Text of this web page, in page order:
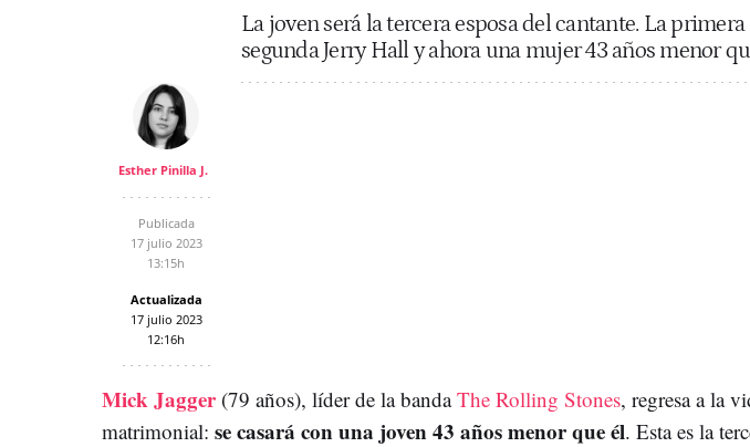
La joven será la tercera esposa del cantante. La primera
segunda Jerry Hall y ahora una mujer 43 años menor
Esther Pinilla J.
Publicada
17 julio 2023
13:15h
Actualizada
17 julio 2023
12:16h
Mick Jagger (79 años), líder de la bandaThe Rolling Stones, regresa a la
matrimonial: se casará con una joven 43 años menor que él. Esta es la